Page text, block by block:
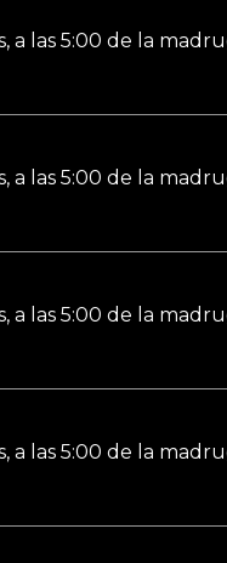
las 5:00 de la
las 5:00 de la
las 5:00 de la
las 5:00 de la